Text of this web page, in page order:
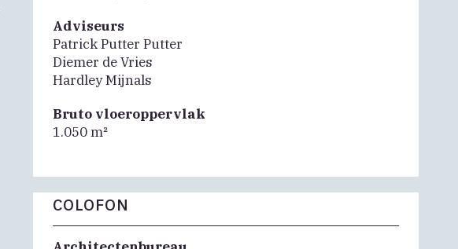
Adviseurs
Patrick Putter Putter
Diemer de Vries
Hardley Mijnals
Bruto vloeroppervlak
1.050 m²
COLOFON